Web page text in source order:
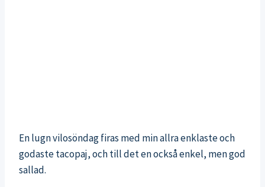
En lugn vilosöndag firas med min allra enklaste och
godaste tacopaj, och till det en också enkel, men god
sallad.